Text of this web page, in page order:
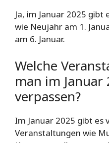
Ja, im Januar 2025
wie Neujahr am 1.
am 6. Januar.
Welche
man im Januar
verpassen?
Im Januar 2025 gibt es
Veranstaltungen wie